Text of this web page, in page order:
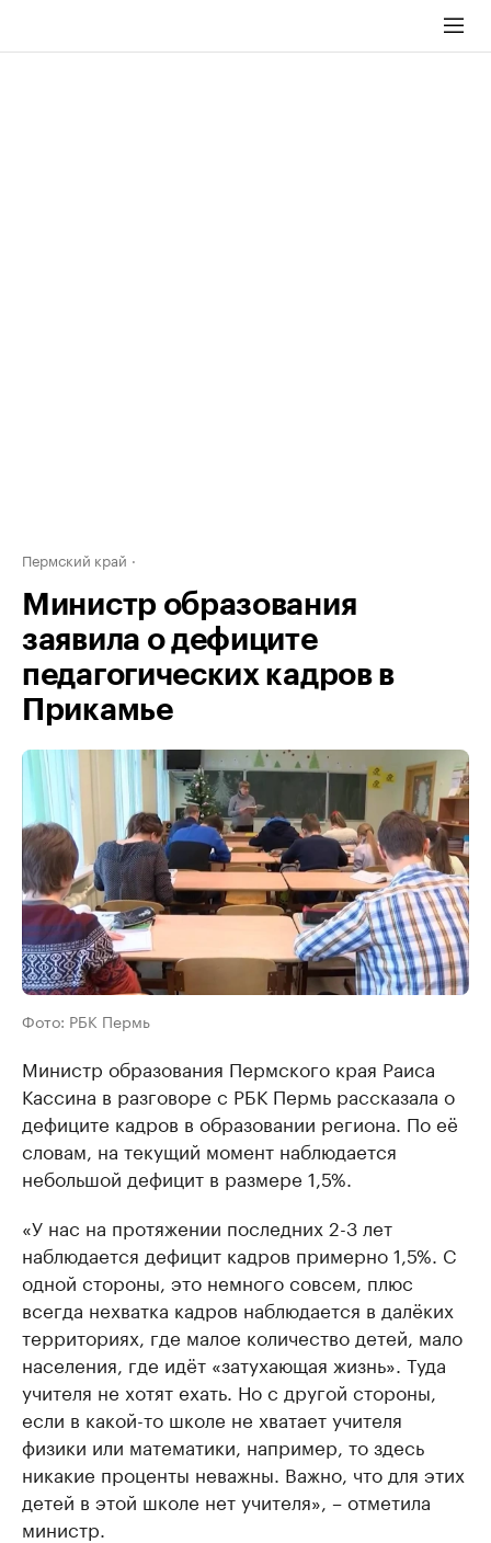
Пермский край
Министр образования
заявила о дефиците
педагогических кадров в
Прикамье
Фото: РБК Пермь
Министр образования Пермского края Раиса
Кассина в разговоре с РБК Пермь рассказала о
дефиците кадров в образовании региона. По её
словам, на текущий момент наблюдается
небольшой дефицит в размере 1,5%.
«У нас на протяжении последних 2-3 лет
наблюдается дефицит кадров примерно 1,5%. С
одной стороны, это немного совсем, плюс
всегда нехватка кадров наблюдается в далёких
территориях, где малое количество детей, мало
населения, где идёт «затухающая жизнь». Туда
учителя не хотят ехать. Но с другой стороны,
если в какой-то школе не хватает учителя
физики или математики, например, то здесь
никакие проценты неважны. Важно, что для этих
детей в этой школе нет учителя», – отметила
министр.